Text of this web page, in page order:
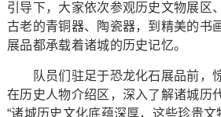
引导下，大家依次参观历史文物展区
古老的青铜器、陶瓷器，到精美的书
展品都承载着诸城的历史记忆。
队员们驻足于恐龙化石展品前，
在历史人物介绍区，深入了解诸城历
“诸城历史文化底蕴深厚，这些珍贵